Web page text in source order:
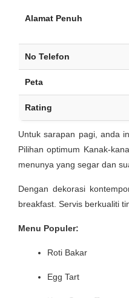
Alamat Penuh
No Telefon
Peta
Rating
Untuk sarapan pagi, anda
Pilihan optimum Kanak-
menunya yang segar dan
Dengan dekorasi
breakfast. Servis berkualiti
Menu Populer:
Roti Bakar
Egg Tart